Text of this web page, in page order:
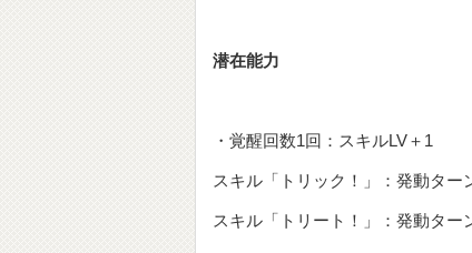
潜在能力
・覚醒回数1回：スキルLV＋1
スキル「トリック！」：発動タ
スキル「トリート！」：発動タ